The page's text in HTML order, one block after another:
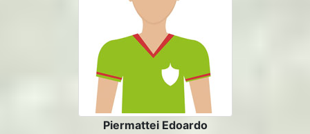
Piermattei Edoardo